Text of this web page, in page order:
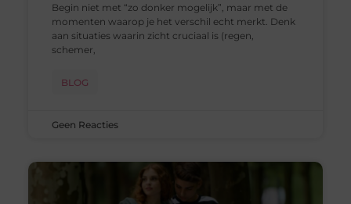
Begin niet met “zo donker mogelijk”, maar met de
momenten waarop je het verschil echt merkt. Denk
aan situaties waarin zicht cruciaal is (regen,
schemer,
BLOG
Geen Reacties